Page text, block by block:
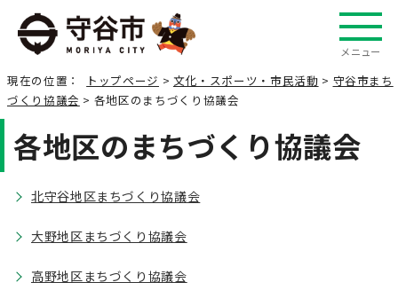
メニュー
現在の位置： トップページ > 文化・スポーツ・市民活動 > 守谷市まち
づくり協議会 > 各地区のまちづくり協議会
各地区のまちづくり協議会
北守谷地区まちづくり協議会
大野地区まちづくり協議会
高野地区まちづくり協議会